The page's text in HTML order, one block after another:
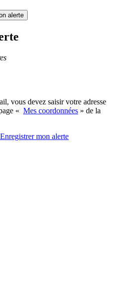
alerte
vous devez saisir votre adresse
« Mes coordonnées » de la
Enregistrermon alerte